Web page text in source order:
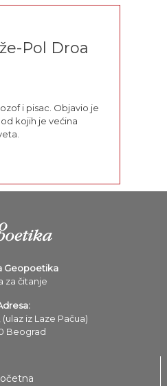
(Izolda,...
Pol Droa
i pisac. Objavio je
kojih je većina
Geopoetika
za čitanje
iz Laze Pačua)
Beograd